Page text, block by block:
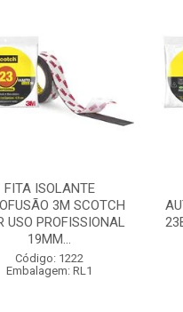
FITA ISOLANTE
3M SCOTCH
USO PROFISSIONAL
19MM...
Código: 1222
Embalagem: RL1